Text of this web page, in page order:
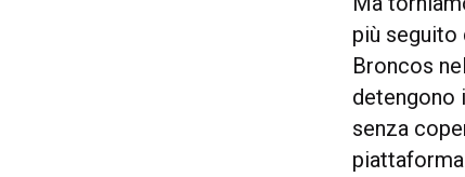
più seguito
Broncos
detengono
senza